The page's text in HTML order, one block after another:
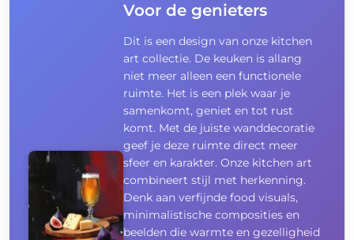
Voor de genieters
Dit is een design van onze kitchen
art collectie. De keuken is allang
niet meer alleen een functionele
ruimte. Het is een plek waar je
samenkomt, geniet en tot rust
komt. Met de juiste wanddecoratie
geef je deze ruimte direct meer
sfeer en karakter. Onze kitchen art
combineert stijl met herkenning.
Denk aan verfijnde food visuals,
minimalistische composities en
beelden die warmte en gezelligheid